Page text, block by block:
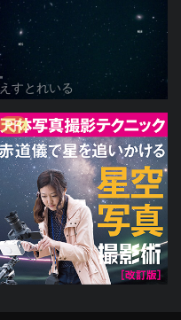
えすとれいる
PR